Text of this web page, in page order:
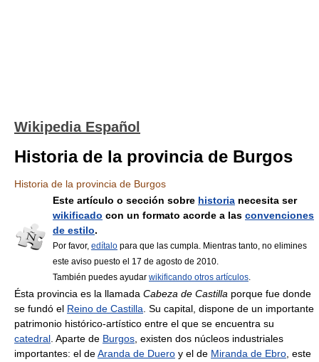
Wikipedia Español
Historia de la provincia de Burgos
Historia de la provincia de Burgos
Este artículo o sección sobre historia necesita ser
wikificado con un formato acorde a las convenciones
de estilo.
Por favor, edítalo para que las cumpla. Mientras tanto, no elimines
este aviso puesto el 17 de agosto de 2010.
También puedes ayudar wikificando otros artículos.
Ésta provincia es la llamada Cabeza de Castilla porque fue donde
se fundó el Reino de Castilla . Su capital, dispone de un importante
patrimonio histórico-artístico entre el que se encuentra su
catedral . Aparte de Burgos , existen dos núcleos industriales
importantes: el deAranda de Duero y el de Miranda de Ebro , este